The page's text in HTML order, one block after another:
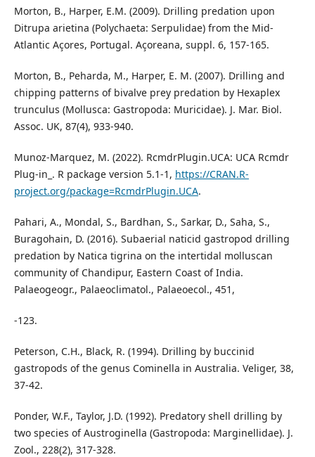
Morton, B., Harper, E.M. (2009). Drilling predation upon
Ditrupa arietina (Polychaeta: Serpulidae) from the Mid-
Atlantic Açores, Portugal. Açoreana, suppl. 6, 157-165.
Morton, B., Peharda, M., Harper, E. M. (2007). Drilling and
chipping patterns of bivalve prey predation by Hexaplex
trunculus (Mollusca: Gastropoda: Muricidae). J. Mar. Biol.
Assoc. UK, 87(4), 933-940.
Munoz-Marquez, M. (2022). RcmdrPlugin.UCA: UCA Rcmdr
Plug-in_. R package version 5.1-1, https://CRAN.R-
project.org/package=RcmdrPlugin.UCA.
Pahari, A., Mondal, S., Bardhan, S., Sarkar, D., Saha, S.,
Buragohain, D. (2016). Subaerial naticid gastropod drilling
predation by Natica tigrina on the intertidal molluscan
community of Chandipur, Eastern Coast of India.
Palaeogeogr., Palaeoclimatol., Palaeoecol., 451,
-123.
Peterson, C.H., Black, R. (1994). Drilling by buccinid
gastropods of the genus Cominella in Australia. Veliger, 38,
37-42.
Ponder, W.F., Taylor, J.D. (1992). Predatory shell drilling by
two species of Austroginella (Gastropoda: Marginellidae). J.
Zool., 228(2), 317-328.